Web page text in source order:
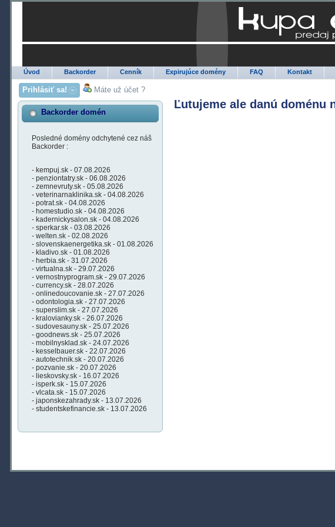
Úvod Backorder Cenník Expirujúce domény FAQ Kontakt
Prihlásiť sa! Máte už účet ?
Backorder domén
Posledné domény odchytené cez náš
Backorder :
- kempuj.sk - 07.08.2026
- penziontatry.sk - 06.08.2026
- zemnevruty.sk - 05.08.2026
- veterinarnaklinika.sk - 04.08.2026
- potrat.sk - 04.08.2026
- homestudio.sk - 04.08.2026
- kadernickysalon.sk - 04.08.2026
- sperkar.sk - 03.08.2026
- welten.sk - 02.08.2026
- slovenskaenergetika.sk - 01.08.2026
- kladivo.sk - 01.08.2026
- herbia.sk - 31.07.2026
- virtualna.sk - 29.07.2026
- vernostnyprogram.sk - 29.07.2026
- currency.sk - 28.07.2026
- onlinedoucovanie.sk - 27.07.2026
- odontologia.sk - 27.07.2026
- superslim.sk - 27.07.2026
- kralovianky.sk - 26.07.2026
- sudovesauny.sk - 25.07.2026
- goodnews.sk - 25.07.2026
- mobilnysklad.sk - 24.07.2026
- kesselbauer.sk - 22.07.2026
- autotechnik.sk - 20.07.2026
- pozvanie.sk - 20.07.2026
- lieskovsky.sk - 16.07.2026
- isperk.sk - 15.07.2026
- vlcata.sk - 15.07.2026
- japonskezahrady.sk - 13.07.2026
- studentskefinancie.sk - 13.07.2026
Ľutujeme ale danú doménu